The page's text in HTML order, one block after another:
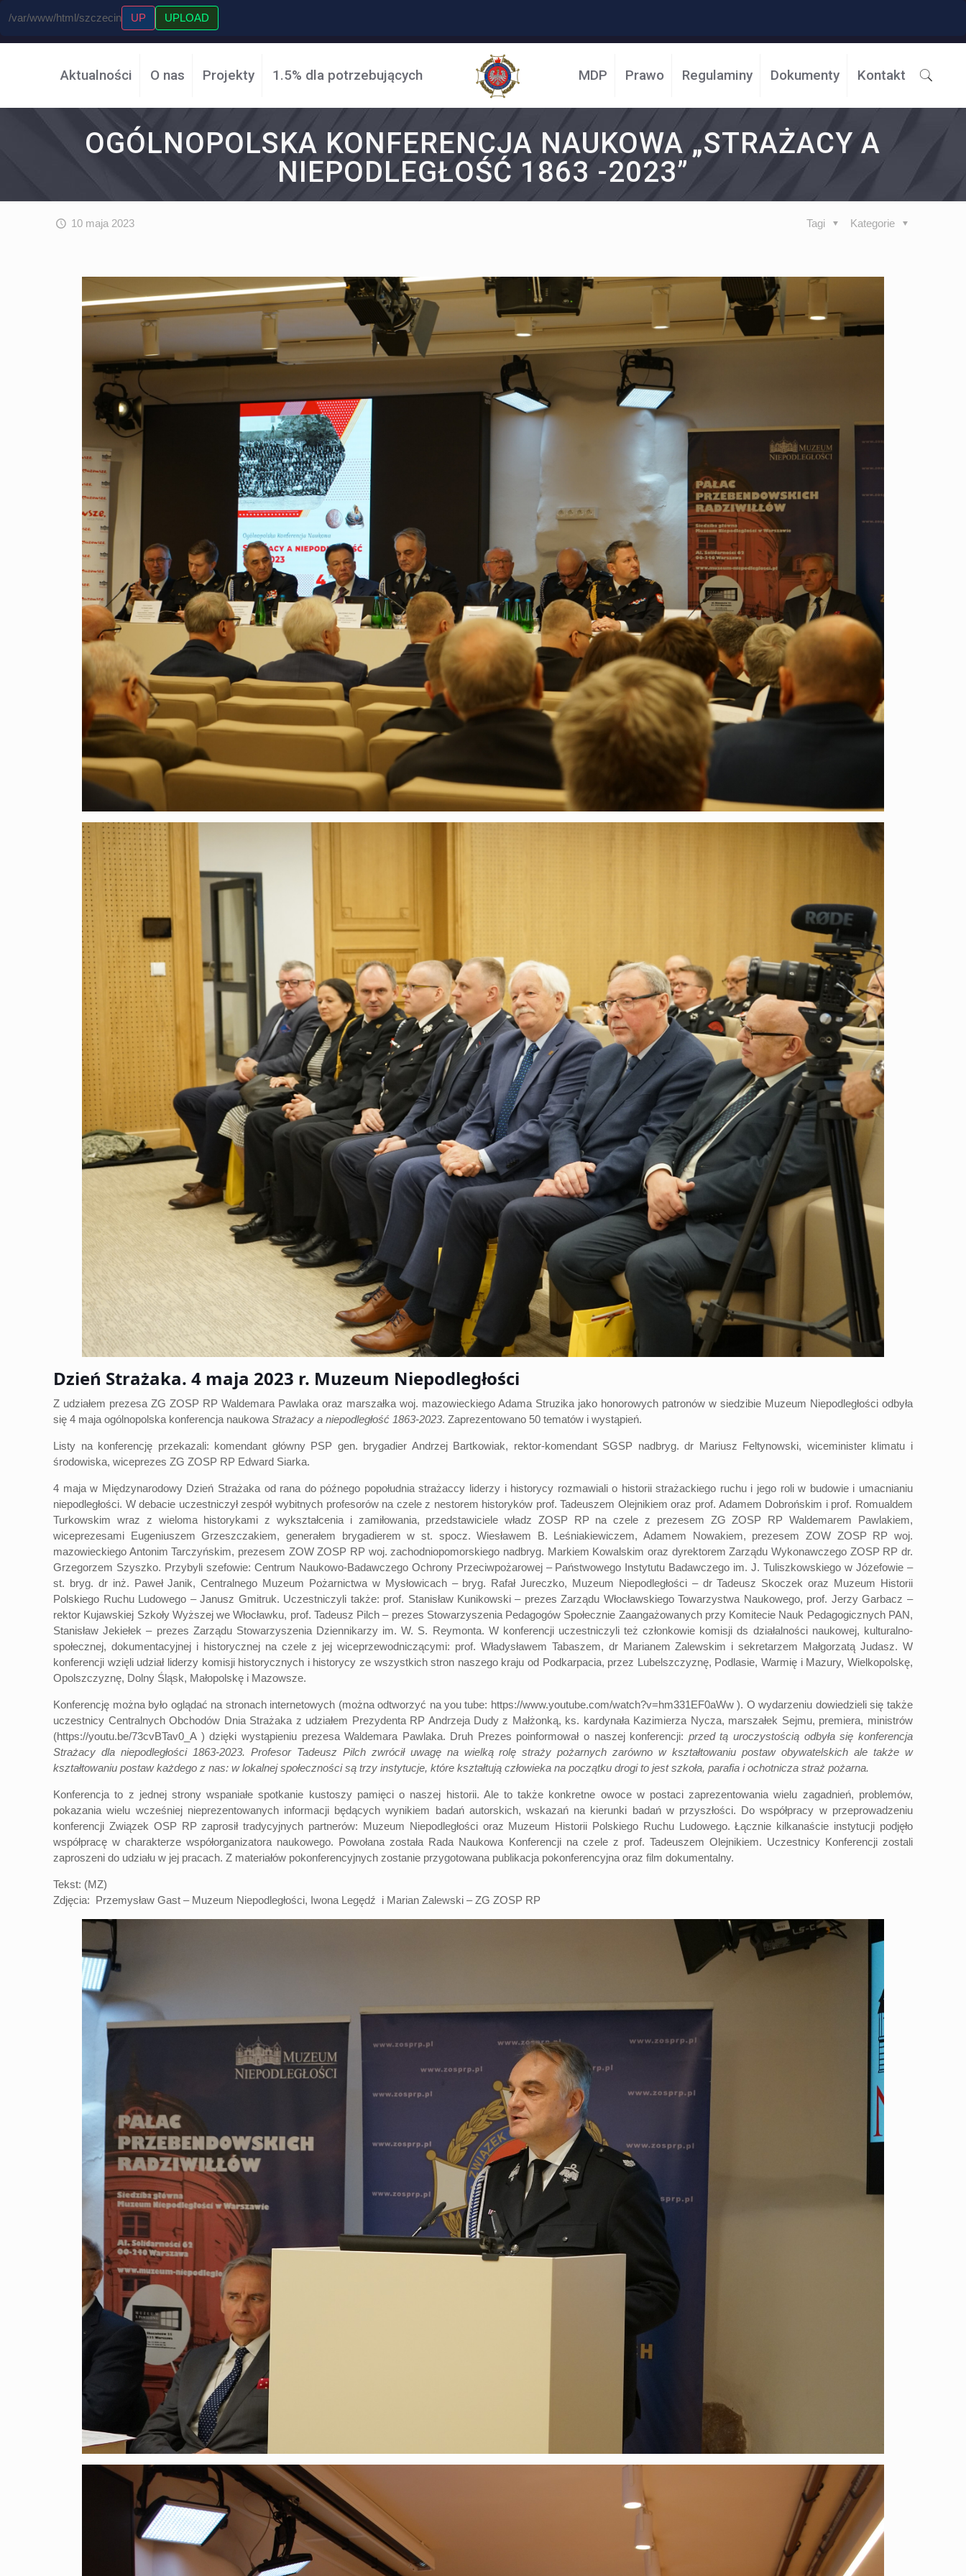
/var/www/html/szczecin UP UPLOAD
Aktualności O nas Projekty 1.5% dla potrzebujących MDP Prawo Regulaminy Dokumenty Kontakt
OGÓLNOPOLSKA KONFERENCJA NAUKOWA „STRAŻACY A
NIEPODLEGŁOŚĆ 1863 -2023”
10 maja 2023 Kategorie
Tagi
Dzień Strażaka. 4 maja 2023 r. Muzeum Niepodległości
Z udziałem prezesa ZG ZOSP RP Waldemara Pawlaka oraz marszałka woj. mazowieckiego Adama Struzika jako honorowych patronów w siedzibie Muzeum Niepodległości odbyła
się 4 maja ogólnopolska konferencja naukowaStrażacy a niepodległość 1863-2023. Zaprezentowano 50 tematów i wystąpień.
Listy na konferencję przekazali: komendant główny PSP gen. brygadier Andrzej Bartkowiak, rektor-komendant SGSP nadbryg. dr Mariusz Feltynowski, wiceminister klimatu i
środowiska, wiceprezes ZG ZOSP RP Edward Siarka.
4 maja w Międzynarodowy Dzień Strażaka od rana do późnego popołudnia strażaccy liderzy i historycy rozmawiali o historii strażackiego ruchu i jego roli w budowie i umacnianiu
niepodległości. W debacie uczestniczył zespół wybitnych profesorów na czele z nestorem historyków prof. Tadeuszem Olejnikiem oraz prof. Adamem Dobrońskim i prof. Romualdem
Turkowskim wraz z wieloma historykami z wykształcenia i zamiłowania, przedstawiciele władz ZOSP RP na czele z prezesem ZG ZOSP RP Waldemarem Pawlakiem,
wiceprezesami Eugeniuszem Grzeszczakiem, generałem brygadierem w st. spocz. Wiesławem B. Leśniakiewiczem, Adamem Nowakiem, prezesem ZOW ZOSP RP woj.
mazowieckiego Antonim Tarczyńskim, prezesem ZOW ZOSP RP woj. zachodniopomorskiego nadbryg. Markiem Kowalskim oraz dyrektorem Zarządu Wykonawczego ZOSP RP dr.
Grzegorzem Szyszko. Przybyli szefowie: Centrum Naukowo-Badawczego Ochrony Przeciwpożarowej – Państwowego Instytutu Badawczego im.J. Tuliszkowskiego w Józefowie –
st. bryg. dr inż. Paweł Janik, Centralnego Muzeum Pożarnictwa w Mysłowicach – bryg. Rafał Jureczko, Muzeum Niepodległości – dr Tadeusz Skoczek oraz Muzeum Historii
Polskiego Ruchu Ludowego – Janusz Gmitruk. Uczestniczyli także: prof. Stanisław Kunikowski – prezes Zarządu Włocławskiego Towarzystwa Naukowego, prof. Jerzy Garbacz –
rektor Kujawskiej Szkoły Wyższej we Włocławku, prof. Tadeusz Pilch – prezes Stowarzyszenia Pedagogów Społecznie Zaangażowanych przy Komitecie Nauk Pedagogicznych PAN,
Stanisław Jekiełek – prezes Zarządu Stowarzyszenia Dziennikarzy im. W. S. Reymonta. W konferencji uczestniczyli też członkowie komisji ds działalności naukowej, kulturalno-
społecznej, dokumentacyjnej i historycznej na czele z jej wiceprzewodniczącymi: prof. Władysławem Tabaszem, dr Marianem Zalewskim i sekretarzem Małgorzatą Judasz. W
konferencji wzięli udział liderzy komisji historycznych i historycy ze wszystkich stron naszego kraju od Podkarpacia, przez Lubelszczyznę, Podlasie, Warmię i Mazury, Wielkopolskę,
Opolszczyznę, Dolny Śląsk, Małopolskę i Mazowsze.
Konferencję można było oglądać na stronach internetowych (można odtworzyć na you tube: https://www.youtube.com/watch?v=hm331EF0aWw). O wydarzeniu dowiedzieli się także
uczestnicy Centralnych Obchodów Dnia Strażaka z udziałem Prezydenta RP Andrzeja Dudy z Małżonką, ks. kardynała Kazimierza Nycza, marszałek Sejmu, premiera, ministrów
(https://youtu.be/73cvBTav0_A ) dzięki wystąpieniu prezesa Waldemara Pawlaka. Druh Prezes poinformował o naszej konferencji: przed tą uroczystością odbyła się konferencja
Strażacy dla niepodległości 1863-2023. Profesor Tadeusz Pilch zwrócił uwagę na wielką rolę straży pożarnych zarówno w kształtowaniu postaw obywatelskich ale także w
kształtowaniu postaw każdego z nas: w lokalnej społeczności są trzy instytucje, które kształtują człowieka na początku drogi to jest szkoła, parafia i ochotnicza straż pożarna.
Konferencja to z jednej strony wspaniałe spotkanie kustoszy pamięci o naszej historii. Ale to także konkretne owoce w postaci zaprezentowania wielu zagadnień, problemów,
pokazania wielu wcześniej nieprezentowanych informacji będących wynikiem badań autorskich, wskazań na kierunki badań w przyszłości. Do współpracy w przeprowadzeniu
konferencji Związek OSP RP zaprosił tradycyjnych partnerów: Muzeum Niepodległości oraz Muzeum Historii Polskiego Ruchu Ludowego. Łącznie kilkanaście instytucji podjęło
współpracę w charakterze współorganizatora naukowego. Powołana została Rada Naukowa Konferencji na czele z prof. Tadeuszem Olejnikiem. Uczestnicy Konferencji zostali
zaproszeni do udziału w jej pracach. Z materiałów pokonferencyjnych zostanie przygotowana publikacja pokonferencyjna oraz film dokumentalny.
Tekst: (MZ)
Zdjęcia: Przemysław Gast – Muzeum Niepodległości, Iwona Legędź i Marian Zalewski – ZG ZOSP RP